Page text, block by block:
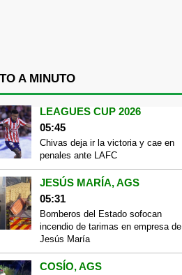
A MINUTO
LEAGUES CUP 2026
05:45
Chivas deja ir la victoria y cae en
penales ante LAFC
JESÚS MARÍA, AGS
05:31
Bomberos del Estado sofocan
incendio de tarimas en empresa de
Jesús María
COSÍO, AGS